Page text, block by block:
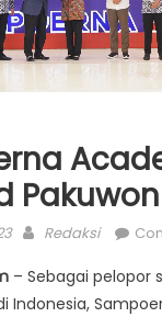
Pakuwon
Author
Redaksi
– Sebagai pelopor
Indonesia,